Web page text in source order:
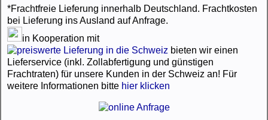
*Frachtfreie Lieferung innerhalb Deutschland. Frachtkosten
bei Lieferung ins Ausland auf Anfrage.
in Kooperation mit
bieten wir einen
Lieferservice (inkl. Zollabfertigung und günstigen
Frachtraten) für unsere Kunden in der Schweiz an! Für
weitere Informationen bitte hier klicken